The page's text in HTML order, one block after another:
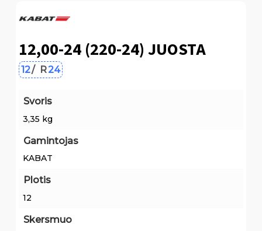
12,00-24 (220-24) JUOSTA
12/ R24
Svoris
3,35 kg
Gamintojas
KABAT
Plotis
12
Skersmuo